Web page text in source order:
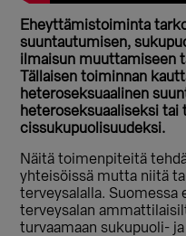
Eheyttämistoiminta
suuntautumisen,
ilmaisun muuttamiseen
Tällaisen toiminnan
heteroseksuaalinen
heteroseksuaaliseksi
cissukupuolisuudeksi.
Näitä toimenpiteitä
yhteisöissä mutta niitä
terveysalalla.
terveysalan
turvaamaan sukupuoli-